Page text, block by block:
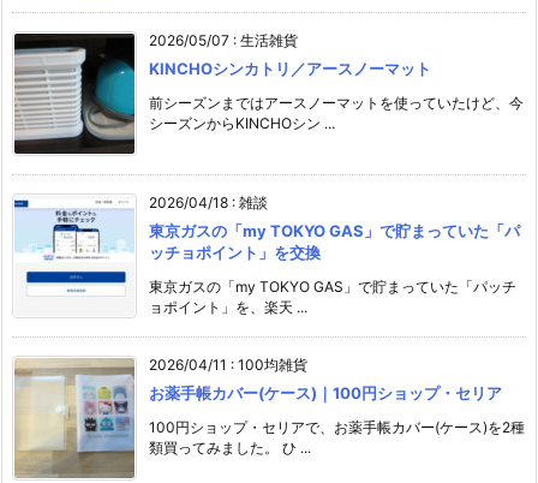
2026/05/07 : 生活雑貨
KINCHOシンカトリ／アースノーマット
前シーズンまではアースノーマットを使っていたけど、今
シーズンからKINCHOシン ...
2026/04/18 : 雑談
東京ガスの「my TOKYO GAS」で貯まっていた「パ
ッチョポイント」を交換
東京ガスの「my TOKYO GAS」で貯まっていた「パッチ
ョポイント」を、楽天 ...
2026/04/11 : 100均雑貨
お薬手帳カバー(ケース)｜100円ショップ・セリア
100円ショップ・セリアで、お薬手帳カバー(ケース)を2種
類買ってみました。 ひ ...